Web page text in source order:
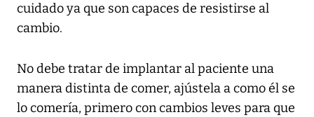
cuidado ya que son capaces de resistirse al
cambio.
No debe tratar de implantar al paciente una
manera distinta de comer, ajústela a como él se
lo comería, primero con cambios leves para que